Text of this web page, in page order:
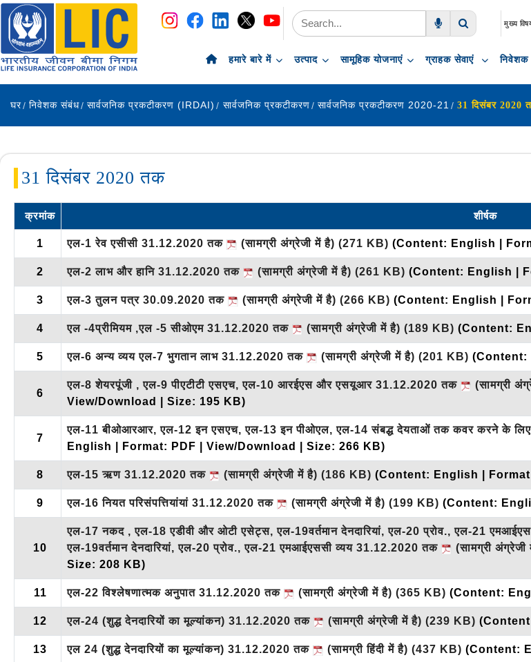
नेविगेशन
सामग्री पर छोड़ें
मुख्य
हमारे बारे में उत्पाद सामूहिक योजनाएं ग्राहक सेवाएं
घर निवेशक संबंध सार्वजनिक प्रकटीकरण (IRDAI) सार्वजनिक प्रकटीकरण सार्वजनिक प्रकटीकरण 2020-21 31 दिसंबर 2020
31 दिसंबर 2020 तक
क्रमांक शीर्षक
1 एल-1 रेव एसीसी 31.12.2020 तक (सामग्री अंग्रेजी में है) (271 KB) (Content: English |
2 एल-2 लाभ और हानि 31.12.2020 तक (सामग्री अंग्रेजी में है) (261 KB) (Content: English |
3 एल-3 तुलन पत्र 30.09.2020 तक (सामग्री अंग्रेजी में है) (266 KB) (Content: English |
4 एल -4प्रीमियम ,एल -5 सीओएम 31.12.2020 तक (सामग्री अंग्रेजी में है) (189 KB) (Content:
5 एल-6 अन्य व्यय एल-7 भुगतान लाभ 31.12.2020 तक (सामग्री अंग्रेजी में है) (201 KB) (Content:
6
एल-8 शेयरपूंजी , एल-9 पीएटीटी एसएच, एल-10 आरईएस और एसयूआर 31.12.2020 तक (सामग्री
View/Download | Size: 195 KB)
7
एल-11 बीओआरआर, एल-12 इन एसएच, एल-13 इन पीओएल, एल-14 संबद्ध देयताओं तक कवर करने के लिए
English | Format: PDF | View/Download | Size: 266 KB)
8 एल-15 ऋण 31.12.2020 तक (सामग्री अंग्रेजी में है) (186 KB) (Content: English |
9 एल-16 नियत परिसंपत्तियांयां 31.12.2020 तक (सामग्री अंग्रेजी में है) (199 KB) (Content:
10
एल-17 नकद , एल-18 एडीवी और ओटी एसेट्स, एल-19वर्तमान देनदारियां, एल-20 प्रोव., एल-21
एल-19वर्तमान देनदारियां, एल-20 प्रोव., एल-21 एमआईएससी व्यय 31.12.2020 तक
(सामग्री अंग्रेजी
Size: 208 KB)
11 एल-22 विश्लेषणात्मक अनुपात 31.12.2020 तक (सामग्री अंग्रेजी में है) (365 KB) (Content:
12 एल-24 (शुद्ध देनदारियों का मूल्यांकन) 31.12.2020 तक (सामग्री अंग्रेजी में है) (239 KB)
13 एल 24 (शुद्ध देनदारियों का मूल्यांकन) 31.12.2020 तक (सामग्री हिंदी में है) (437 KB) (Content: